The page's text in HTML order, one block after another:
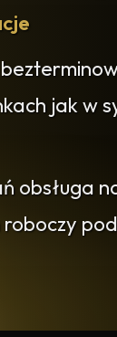
jak w
obsługa